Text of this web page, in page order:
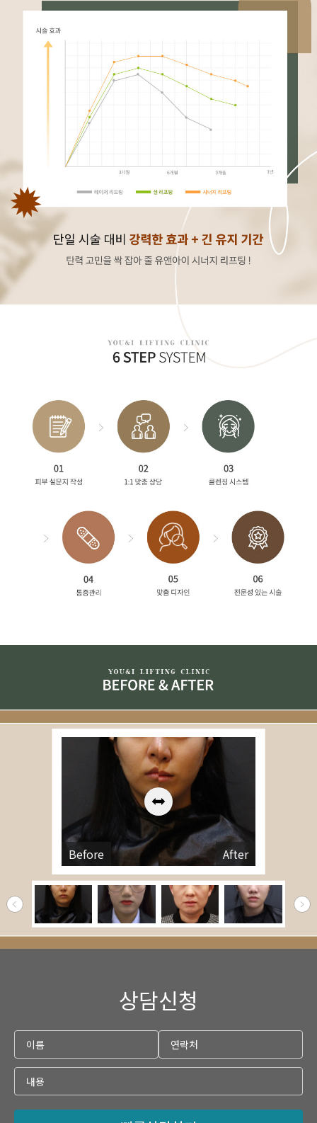
Before After
상담신청